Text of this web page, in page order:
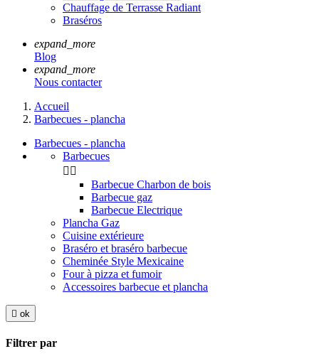
Chauffage de Terrasse Radiant
Braséros
expand_more
Blog
expand_more
Nous contacter
Accueil
Barbecues - plancha
Barbecues - plancha
Barbecues
 
Barbecue Charbon de bois
Barbecue gaz
Barbecue Electrique
Plancha Gaz
Cuisine extérieure
Braséro et braséro barbecue
Cheminée Style Mexicaine
Four à pizza et fumoir
Accessoires barbecue et plancha
 ok
Filtrer par